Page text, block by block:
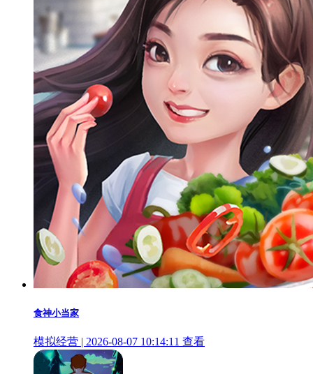
食神小当家
模拟经营 | 2026-08-07 10:14:11 查看